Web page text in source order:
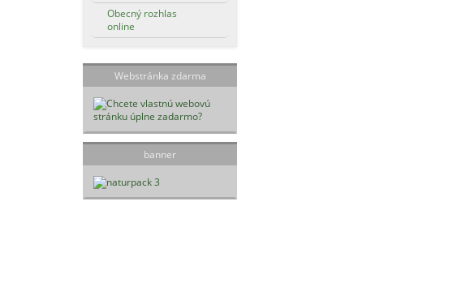
Obecný rozhlas
online
Webstránka zdarma
banner